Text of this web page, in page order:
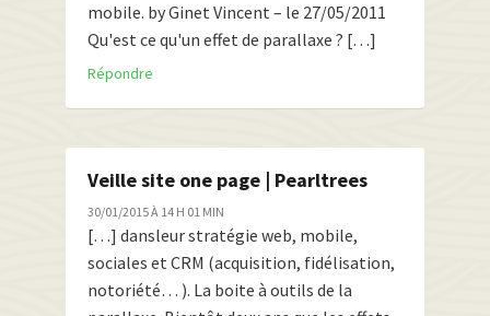
mobile. by Ginet Vincent – le 27/05/2011
Qu'est ce qu'un effet de parallaxe ? […]
Répondre
Veille site one page | Pearltrees
30/01/2015 À 14 H 01 MIN
[…] dansleur stratégie web, mobile,
sociales et CRM (acquisition, fidélisation,
notoriété… ). La boite à outils de la